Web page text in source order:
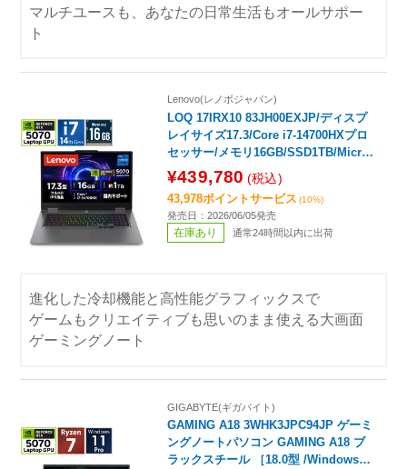
マルチユースも、あなたの日常生活もオールサポー
ト
Lenovo(レノボジャパン)
LOQ 17IRX10 83JH00EXJP/ディスプ
レイサイズ17.3/Core i7-14700HXプロ
セッサー/メモリ16GB/SSD1TB/Micros
oft365試用版/Windows11Home ルナグ
レー 83JH00EXJP [17.3型 /Windows1
1 Home /intel Core i7 /メモリ：16GB
/SSD：1TB /2026年6月モデル]
¥439,780 (税込)
43,978ポイントサービス (10%)
発売日：2026/06/05発売
在庫あり 通常24時間以内に出荷
進化した冷却機能と高性能グラフィックスで
ゲームもクリエイティブも思いのまま使える大画面
ゲーミングノート
GIGABYTE(ギガバイト)
GAMING A18 3WHK3JPC94JP ゲーミ
ングノートパソコン GAMING A18 ブ
ラックスチール ［18.0型 /Windows11